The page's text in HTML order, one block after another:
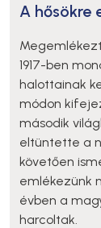
A hősökre
1917-ben
halottainak
módon
második
eltüntette a
követően
emlékezünk
évben a
harcoltak.